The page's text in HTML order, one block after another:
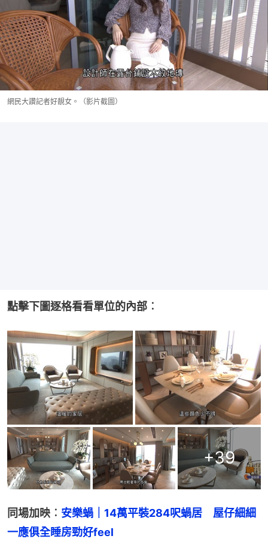
網民大讚記者好靚女。（影片截圖）
點擊下圖逐格看看單位的內部︰
+39
同場加映︰ 安樂蝸｜14萬平裝284呎蝸居　屋仔細細
一應俱全睡房勁好feel